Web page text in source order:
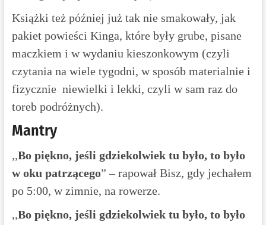
Książki też później już tak nie smakowały, jak
pakiet powieści Kinga, które były grube, pisane
maczkiem i w wydaniu kieszonkowym (czyli
czytania na wiele tygodni, w sposób materialnie i
fizycznie niewielki i lekki, czyli w sam raz do
toreb podróżnych).
Mantry
,,Bo piękno, jeśli gdziekolwiek tu było, to było
w oku patrzącego” – rapował Bisz, gdy jechałem
po 5:00, w zimnie, na rowerze.
,,Bo piękno, jeśli gdziekolwiek tu było, to było